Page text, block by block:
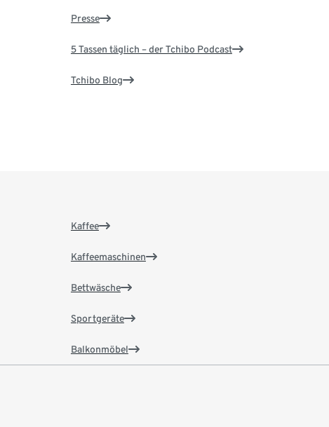
Presse
5 Tassen täglich – der Tchibo Podcast
Tchibo Blog
Kaffee
Kaffeemaschinen
Bettwäsche
Sportgeräte
Balkonmöbel